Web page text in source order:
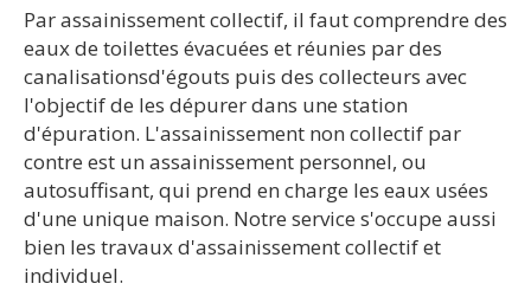
Par assainissement collectif, il faut comprendre des
eaux de toilettes évacuées et réunies par des
canalisationsd'égouts puis des collecteurs avec
l'objectif de les dépurer dans une station
d'épuration. L'assainissement non collectif par
contre est un assainissement personnel, ou
autosuffisant, qui prend en charge les eaux usées
d'une unique maison. Notre service s'occupe aussi
bien les travaux d'assainissement collectif et
individuel.